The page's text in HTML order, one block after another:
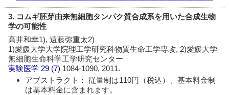
3. コムギ胚芽由来無細胞タンパク質合成系を用いた合成生物
学の可能性
高井和幸1), 遠藤弥重太2)
1)愛媛大学大学院理工学研究科物質生命工学専攻, 2)愛媛大学
無細胞生命科学工学研究センター
実験医学 29 (7) 1084-1090, 2011.
アブストラクト： 従量制は110円（税込）、基本料金制
は基本料金に含まれます。